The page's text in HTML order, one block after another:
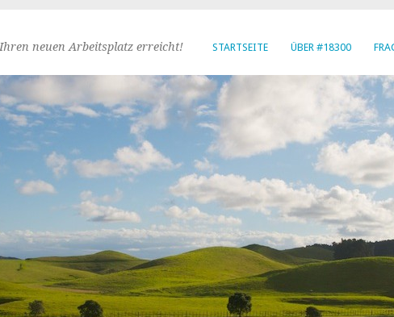
STARTSEITE ÜBER #18300
neuen Arbeitsplatz erreicht!